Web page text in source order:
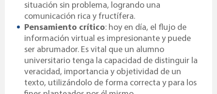
situación sin problema, logrando una
comunicación rica y fructífera.
Pensamiento crítico: hoy en día, el flujo de
información virtual es impresionante y puede
ser abrumador. Es vital que un alumno
universitario tenga la capacidad de distinguir la
veracidad, importancia y objetividad de un
texto, utilizándolo de forma correcta y para los